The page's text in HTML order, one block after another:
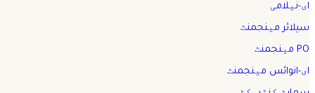
ای-نیلامی
سپلائر مینجمنٹ
PO مینجمنٹ
ای-انوائس مینجمنٹ